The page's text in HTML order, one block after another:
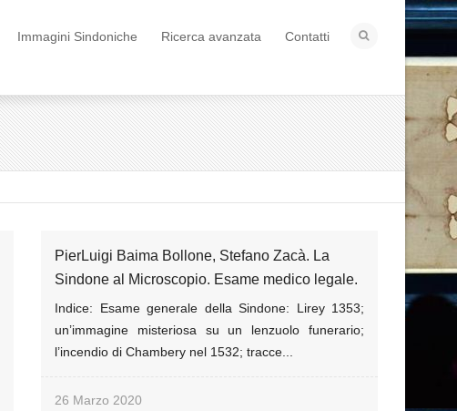
Immagini Sindoniche Ricerca avanzata Contatti
PierLuigi Baima Bollone, Stefano Zacà. La
Sindone al Microscopio. Esame medico legale.
Indice: Esame generale della Sindone: Lirey 1353;
un’immagine misteriosa su un lenzuolo funerario;
l’incendio di Chambery nel 1532; tracce...
26 Marzo 2020